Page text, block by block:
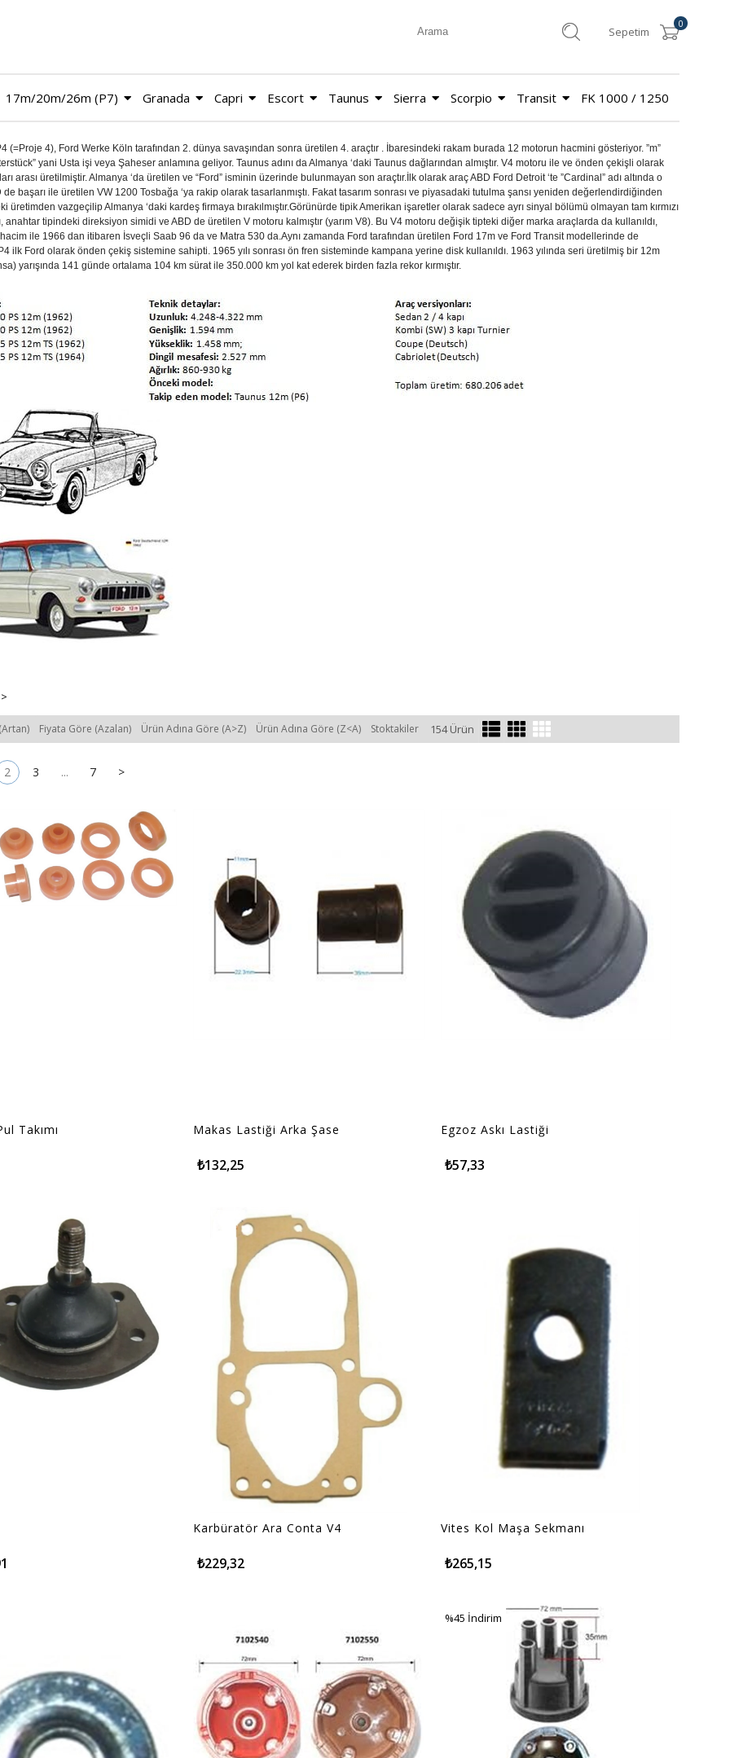
Sepetim
0
17m/20m/26m (P7) Granada Capri Escort Taunus Sierra Scorpio Transit FK 1000 / 1250
(=Proje 4), Ford Werke Köln tarafından 2. dünya savaşından sonra üretilen 4. araçtır . İbaresindeki rakam burada 12 motorun hacmini gösteriyor. ”m”
yani Usta işi veya Şaheser anlamına geliyor. Taunus adını da Almanya ‘daki Taunus dağlarından almıştır. V4 motoru ile ve önden çekişli olarak
arası üretilmiştir. Almanya ‘da üretilen ve “Ford” isminin üzerinde bulunmayan son araçtır.İlk olarak araç ABD Ford Detroit ‘te ”Cardinal” adı altında o
başarı ile üretilen VW 1200 Tosbağa ‘ya rakip olarak tasarlanmıştı. Fakat tasarım sonrası ve piyasadaki tutulma şansı yeniden değerlendirdiğinden
üretimden vazgeçilip Almanya ‘daki kardeş firmaya bırakılmıştır.Görünürde tipik Amerikan işaretler olarak sadece ayrı sinyal bölümü olmayan tam kırmızı
anahtar tipindeki direksiyon simidi ve ABD de üretilen V motoru kalmıştır (yarım V8). Bu V4 motoru değişik tipteki diğer marka araçlarda da kullanıldı,
ile 1966 dan itibaren İsveçli Saab 96 da ve Matra 530 da.Aynı zamanda Ford tarafından üretilen Ford 17m ve Ford Transit modellerinde de
P4 ilk Ford olarak önden çekiş sistemine sahipti. 1965 yılı sonrası ön fren sisteminde kampana yerine disk kullanıldı. 1963 yılında seri üretilmiş bir 12m
yarışında 141 günde ortalama 104 km sürat ile 350.000 km yol kat ederek birden fazla rekor kırmıştır.
>
Fiyata Göre (Azalan) Ürün Adına Göre (A>Z) Ürün Adına Göre (Z<A) Stoktakiler 154 Ürün
2 3 ... 7 >
Takımı Makas Lastiği Arka Şase
₺132,25
Egzoz Askı Lastiği
₺57,33
Karbüratör Ara Conta V4
₺229,32
Vites Kol Maşa Sekmanı
₺265,15
%45 İndirim